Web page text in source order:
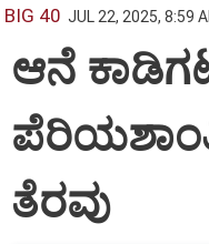
BIG 40 JUL 22, 2025, 8:59
ಆನೆ
ತೆರವು